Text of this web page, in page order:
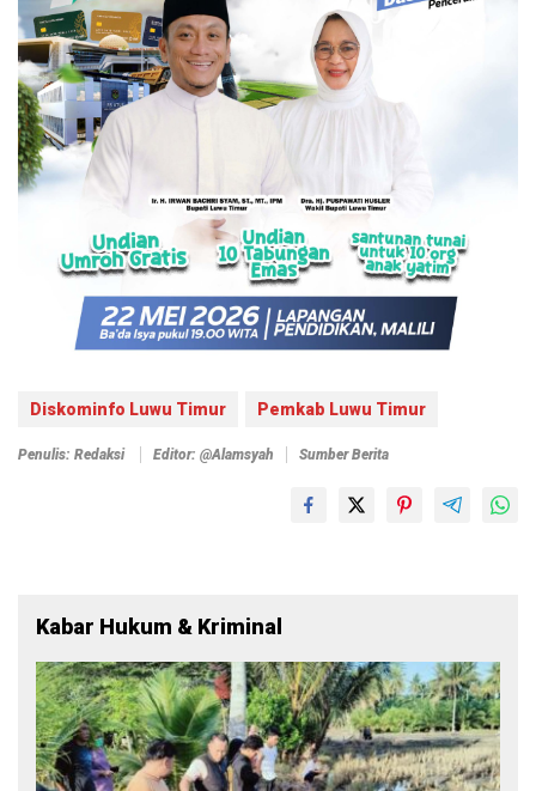
Diskominfo Luwu Timur Pemkab Luwu Timur
Penulis: Redaksi Editor: @alamsyah Sumber Berita
Kabar Hukum & Kriminal